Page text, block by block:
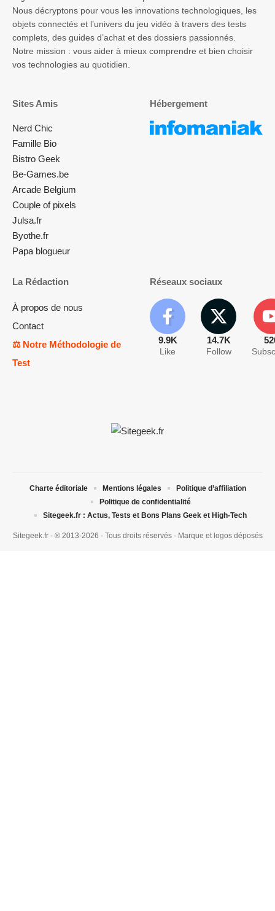
Nous décryptons pour vous les innovations technologiques, les
objets connectés et l’univers du jeu vidéo à travers des tests
complets, des guides d’achat et des dossiers passionnés.
Notre mission : vous aider à mieux comprendre et bien choisir
vos technologies au quotidien.
Sites Amis
Nerd Chic
Famille Bio
Bistro Geek
Be-Games.be
Arcade Belgium
Couple of pixels
Julsa.fr
Byothe.fr
Papa blogueur
Hébergement
La Rédaction
À propos de nous
Contact
⚖️ Notre Méthodologie de
Test
Réseaux sociaux
9.9K
Like
14.7K
Follow
Sitegeek.fr - ® 2013-2026 - Tous droits réservés - Marque et logos déposés
Charte éditoriale Mentions légales
Politique d’affiliation
Politique de confidentialité
Sitegeek.fr : Actus, Tests et Bons Plans Geek et High-Tech